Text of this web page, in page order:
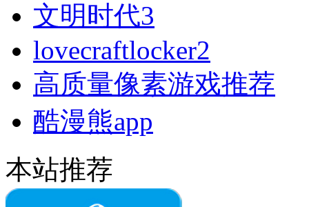
文明时代3
lovecraftlocker2
高质量像素游戏推荐
酷漫熊app
本站推荐